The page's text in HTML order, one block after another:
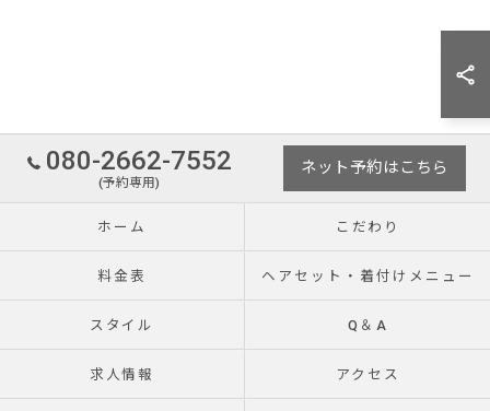
080-2662-7552
(予約専用)
ネット予約はこちら
ホーム こだわり
料金表 ヘアセット・着付けメニュー
スタイル Q＆A
求人情報 アクセス